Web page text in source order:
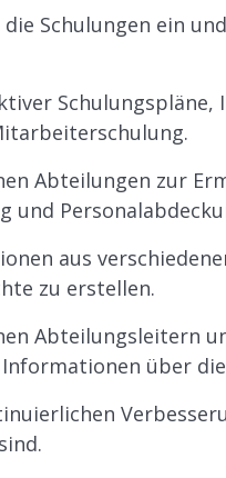
Schulungen ein
Schulungspläne,
Abteilungen zur
und
aus
zu erstellen.
Abteilungsleitern
über